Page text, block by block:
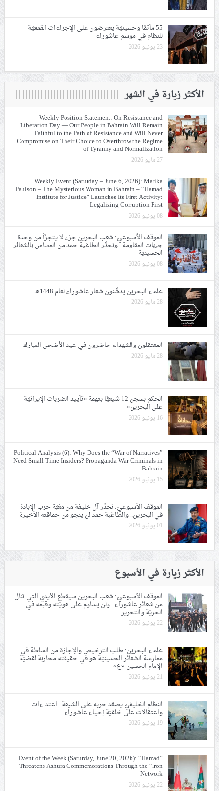
55 مأتمًا وحسينيّة يعترضون على الإجراءات القمعيّة
للنظام في موسم عاشوراء
23 يونيو 2026
الأكثر زيارة في الشهر
Weekly Position Statement: On Resistance and
Liberation Day — Our People in Bahrain Will Remain
Faithful to the Path of Resistance and Will Never
Compromise on Their Choice to Overthrow the Regime
of Tyranny and Normalization
27 مايو 2026
Weekly Event (Saturday – June 6, 2026): Marika
Paulson – The Mysterious Woman in Bahrain – “Hamad
Institute for Justice” Launches Its First Activity:
Legalizing Corruption First
08 يونيو 2026
الموقف الأسبوعيّ: شعب البحرين جزء لا يتجزّأ من وحدة
جبهات المقاومة.. ونحذّر الطاغية حمد من المساس بالشعائر
الحسينيّة
08 يونيو 2026
علماء البحرين يدشّنون شعار عاشوراء لعام 1448هـ
28 مايو 2026
المعتقلون والشهداء حاضرون في عيد الأضحى المبارك
28 مايو 2026
الحكم بسجن 12 شيعيًّا بتهمة «تأييد الضربات الإيرانيّة
على البحرين»
16 يونيو 2026
Political Analysis (6): Why Does the “War of Narratives”
Need Small-Time Insiders? Propaganda War Criminals in
Bahrain
15 يونيو 2026
الموقف الأسبوعيّ: نحذّر آل خليفة من مغبّة حرب الإبادة
في البحرين.. والطاغية حمد لن ينجو من حماقته الأخيرة
01 يونيو 2026
الأكثر زيارة في الأسبوع
الموقف الأسبوعيّ: شعب البحرين سيقطع الأيدي التي تنال
من شعائر عاشوراء.. ولن يساوم على هويّته وقيمه في
الحريّة والتحرير
22 يونيو 2026
علماء البحرين: طلب الترخيص والإجازة من السلطة في
ممارسة الشعائر الحسينيّة هو في حقيقته محاربة لقضيّة
الإمام الحسين «ع»
21 يونيو 2026
النظام الخليفيّ يصعّد حربه على الشيعة.. اعتداءات
واعتقالات على خلفيّة إحياء عاشوراء
19 يونيو 2026
Event of the Week (Saturday, June 20, 2026): “Hamad”
Threatens Ashura Commemorations Through the “Iron
Network
22 يونيو 2026